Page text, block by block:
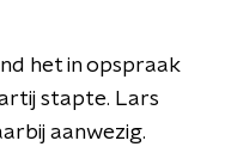
het in opspraak
stapte. Lars
aanwezig.